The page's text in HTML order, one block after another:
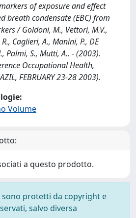
of exposure and effect
breath condensate (EBC) from
/ Goldoni, M., Vettori, M.V.,
Caglieri, A., Manini, P., DE
Palmi, S., Mutti, A.. - (2003).
Occupational Health,
FEBRUARY 23-28 2003).
Volume
a questo prodotto.
sono protetti da copyright e
salvo diversa